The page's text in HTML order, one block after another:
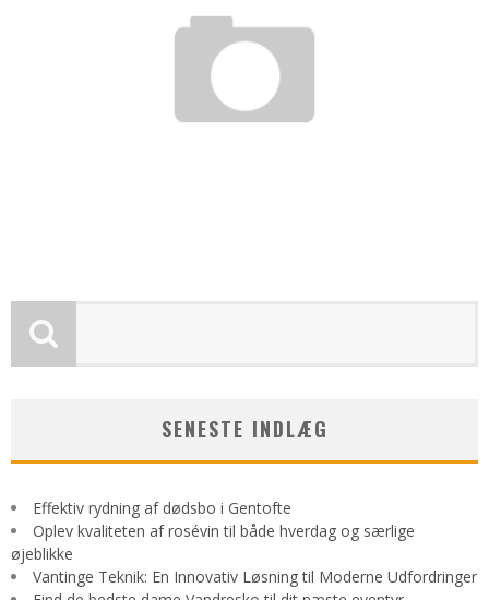
SENESTE INDLÆG
Effektiv rydning af dødsbo i Gentofte
Oplev kvaliteten af rosévin til både hverdag og særlige
øjeblikke
Vantinge Teknik: En Innovativ Løsning til Moderne Udfordringer